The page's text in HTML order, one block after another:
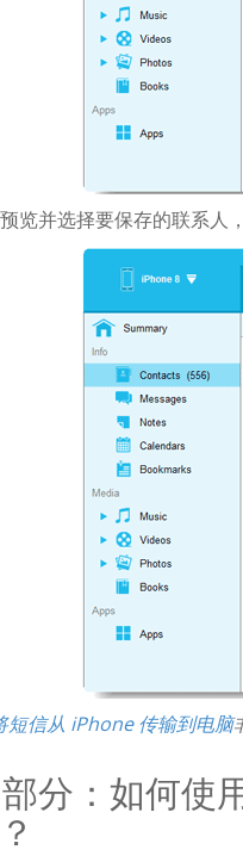
预览并选择要保存的联系人
短信从 iPhone 传输到电脑
分：如何使